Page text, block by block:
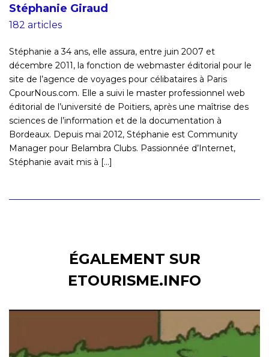
Stéphanie Giraud
182 articles
Stéphanie a 34 ans, elle assura, entre juin 2007 et
décembre 2011, la fonction de webmaster éditorial pour le
site de l’agence de voyages pour célibataires à Paris
CpourNous.com. Elle a suivi le master professionnel web
éditorial de l’université de Poitiers, après une maîtrise des
sciences de l’information et de la documentation à
Bordeaux. Depuis mai 2012, Stéphanie est Community
Manager pour Belambra Clubs. Passionnée d’Internet,
Stéphanie avait mis à [...]
ÉGALEMENT SUR
ETOURISME.INFO